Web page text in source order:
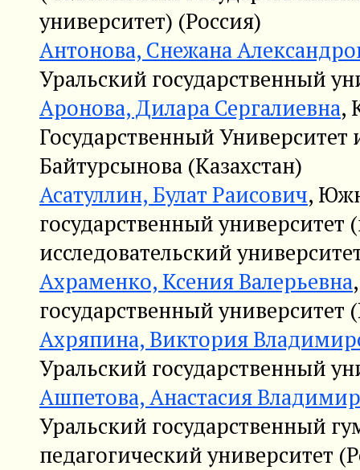
университет) (Россия)
Антонова, Снежана
Уральский государственный
Аронова, Дилара Сергалиевна,
Государственный
Байтурсынова (Казахстан)
Асатуллин, Булат Раисович,
государственный
исследовательский
Ахраменко, Ксения Валерьевна
государственный университет
Ахряпина, Виктория
Уральский государственный
Ашпетова, Анастасия
Уральский государственный
педагогический университет